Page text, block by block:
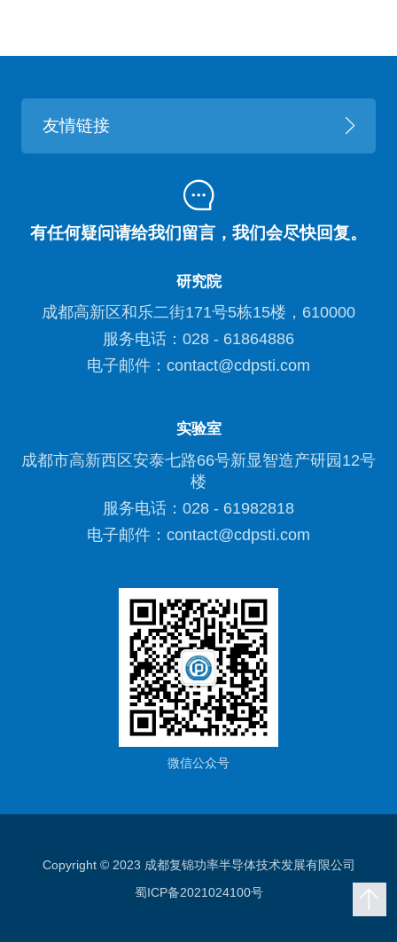
友情链接
有任何疑问请给我们留言，我们会尽快回复。
研究院
成都高新区和乐二街171号5栋15楼，610000
服务电话：028 - 61864886
电子邮件：contact@cdpsti.com
实验室
成都市高新西区安泰七路66号新显智造产研园12号
楼
服务电话：028 - 61982818
电子邮件：contact@cdpsti.com
微信公众号
Copyright © 2023 成都复锦功率半导体技术发展有限公司
蜀ICP备2021024100号